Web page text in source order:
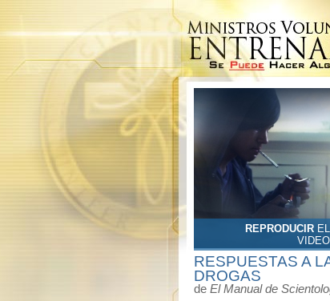
REPRODUCIR EL
VIDEO
RESPUESTAS A
DROGAS
de El Manual de